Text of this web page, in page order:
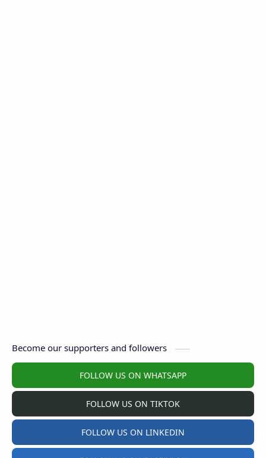
Become our supporters and followers
FOLLOW US ON WHATSAPP
FOLLOW US ON TIKTOK
FOLLOW US ON LINKEDIN